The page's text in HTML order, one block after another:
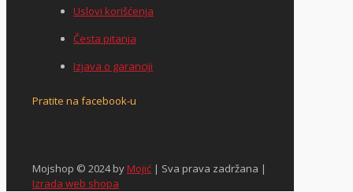
Uslovi korišćenja
Česta pitanja
Izjava o garanciji
Pratite na facebook-u
Mojshop © 2024 byMojić | Sva prava zadržana |
Izrada web shopa